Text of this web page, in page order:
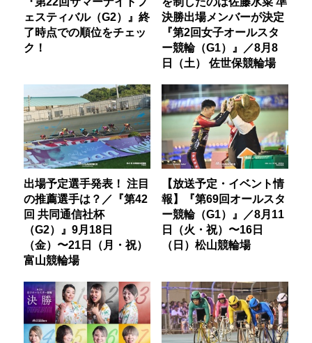
ェスティバル（G2）』終
了時点での順位をチェッ
ク！
決勝出場メンバーが決定
『第2回女子オールスタ
ー競輪（G1）』／8月8
日（土） 佐世保競輪場
出場予定選手発表！ 注目
の推薦選手は？／『第42
回 共同通信社杯
（G2）』9月18日
（金）〜21日（月・祝）
富山競輪場
【放送予定・イベント情
報】『第69回オールスタ
ー競輪（G1）』／8月11
日（火・祝）〜16日
（日）松山競輪場